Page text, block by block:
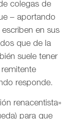
colegas de
– aportando
en sus
que de la
suele tener
responde.
renacentista»
para que